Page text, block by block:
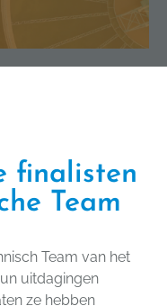
finalisten
Team
Team van het
uitdagingen
ze hebben